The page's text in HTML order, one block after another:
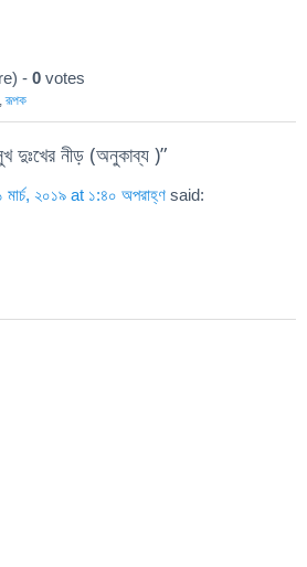
- 0 votes
,রূপক
দুঃখের নীড় (অনুকাব্য )”
মার্চ, ২০১৯ at ১:৪০ অপরাহ্ণ said: